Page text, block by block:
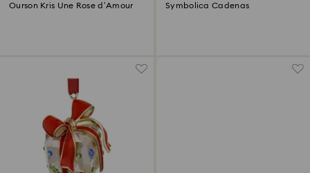
Ourson Kris Une Rose d’Amour Symbolica Cadenas